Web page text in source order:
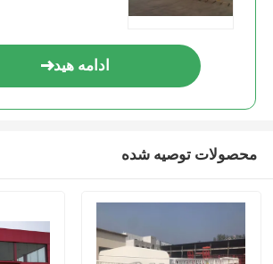
ادامه هید
محصولات توصیه شده